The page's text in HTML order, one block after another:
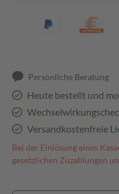
Persönliche Beratung
Heute bestellt und
Versandkostenfreie
Bei der Einlösung eines
gesetzlichen Zuzahlungen